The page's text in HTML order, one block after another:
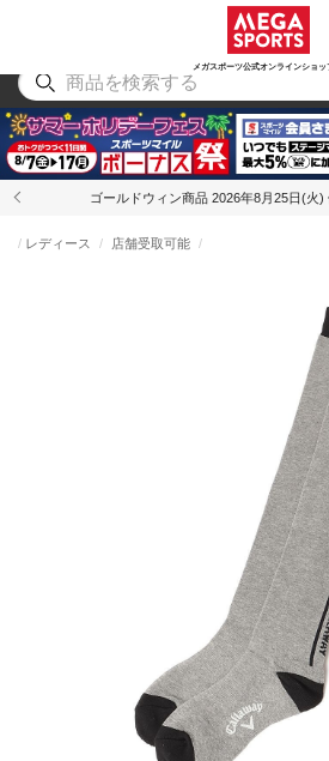
メガスポーツ公式オンラインショッ
アウトドア
ゴールドウィン商品 2026年8月25日(火
レディース 店舗受取可能